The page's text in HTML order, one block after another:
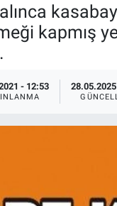
kapmış
- 12:53